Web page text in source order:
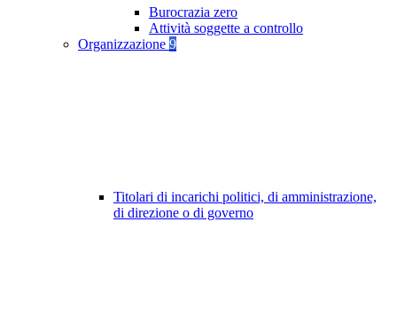
Burocrazia zero
Attività soggette a controllo
Organizzazione 9
Titolari di incarichi politici, di amministrazione,
di direzione o di governo